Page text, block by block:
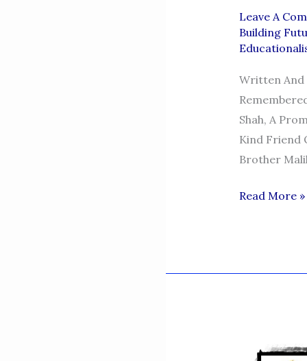
Leave A
Building
Written And
Shah, A
Kind Friend
Brother
AKHTAR
Read More »